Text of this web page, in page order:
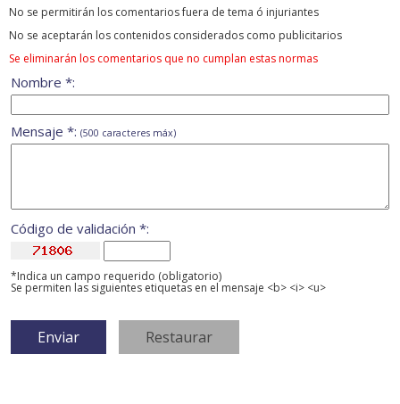
No se permitirán los comentarios fuera de tema ó injuriantes
No se aceptarán los contenidos considerados como publicitarios
Se eliminarán los comentarios que no cumplan estas normas
Nombre *:
Mensaje *: (500 caracteres máx)
Código de validación *:
*Indica un campo requerido (obligatorio)
Se permiten las siguientes etiquetas en el mensaje <b> <i> <u>